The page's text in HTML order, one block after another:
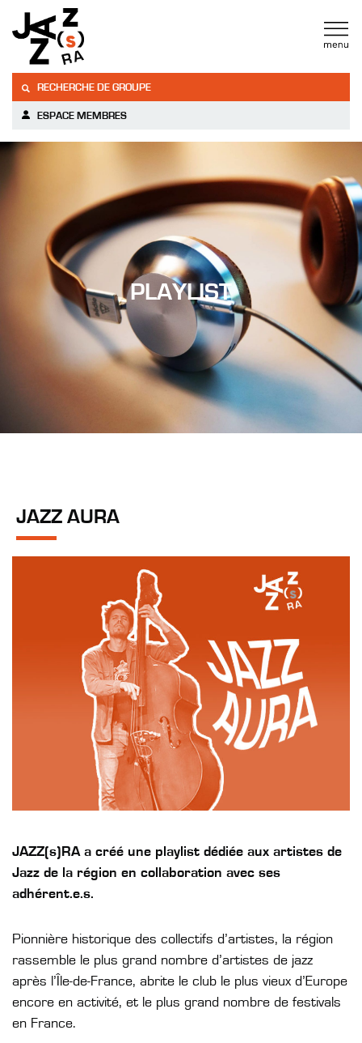
RECHERCHE DE GROUPE
ESPACE MEMBRES
PLAYLIST
JAZZ AURA
JAZZ(s)RA a créé une playlist dédiée aux artistes de
Jazz de la région en collaboration avec ses
adhérent.e.s.
Pionnière historique des collectifs d’artistes, la région
rassemble le plus grand nombre d’artistes de jazz
après l’Île-de-France, abrite le club le plus vieux d’Europe
encore en activité, et le plus grand nombre de festivals
en France.